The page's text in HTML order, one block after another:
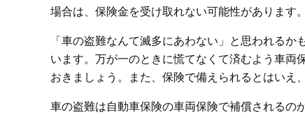
場合は、保険金を受け取れない可能性があります。
「車の盗難なんて滅多にあわない」と思われる
います。万が一のときに慌てなくて済むよう車両
おきましょう。また、保険で備えられるとはいえ
車の盗難は自動車保険の車両保険で補償されるの